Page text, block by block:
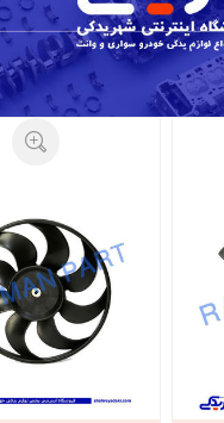
خانواده ریو